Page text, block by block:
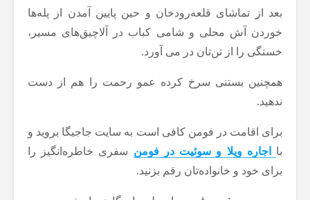
بعد از تماشای قلعه‌رودخان و حین پایین آمدن از پله‌ها
خوردن آش محلی و شامی کباب در آلاچیق‌های مسیر،
خستگی را از تن‌تان در می آورد.
همچنین بستنی سرخ کرده عمو رحمت را هم از دست
ندهید.
برای اقامت در فومن کافی است به سایت جاجیگا بروید و
با اجاره ویلا و سوئیت در فومن سفری خاطره‌انگیز را
برای خود و خانواده‌تان رقم بزنید.